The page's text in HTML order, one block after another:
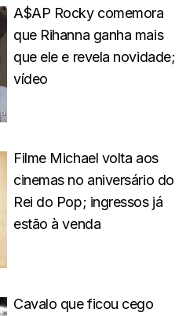
A$AP Rocky comemora
que Rihanna ganha mais
que ele e revela novidade;
vídeo
Filme Michael volta aos
cinemas no aniversário do
Rei do Pop; ingressos já
estão à venda
Cavalo que ficou cego